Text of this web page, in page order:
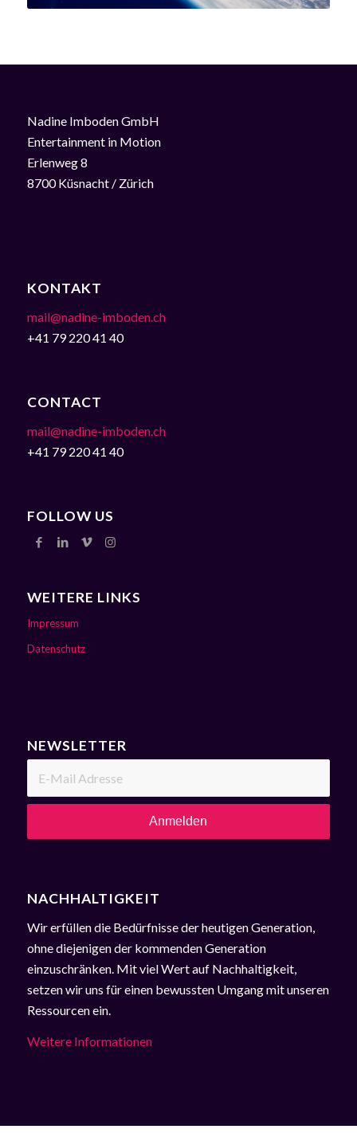
Nadine Imboden GmbH
Entertainment in Motion
Erlenweg 8
8700 Küsnacht / Zürich
KONTAKT
mail@nadine-imboden.ch
+41 79 220 41 40
CONTACT
mail@nadine-imboden.ch
+41 79 220 41 40
FOLLOW US
WEITERE LINKS
Impressum
Datenschutz
NEWSLETTER
NACHHALTIGKEIT
Wir erfüllen die Bedürfnisse der heutigen Generation,
ohne diejenigen der kommenden Generation
einzuschränken. Mit viel Wert auf Nachhaltigkeit,
setzen wir uns für einen bewussten Umgang mit unseren
Ressourcen ein.
Weitere Informationen